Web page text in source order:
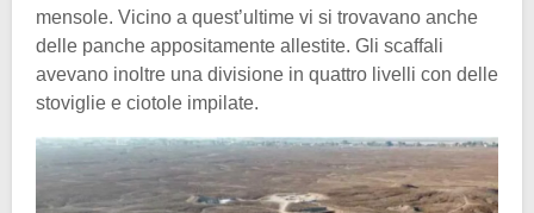
mensole. Vicino a quest’ultime vi si trovavano anche
delle panche appositamente allestite. Gli scaffali
avevano inoltre una divisione in quattro livelli con delle
stoviglie e ciotole impilate.